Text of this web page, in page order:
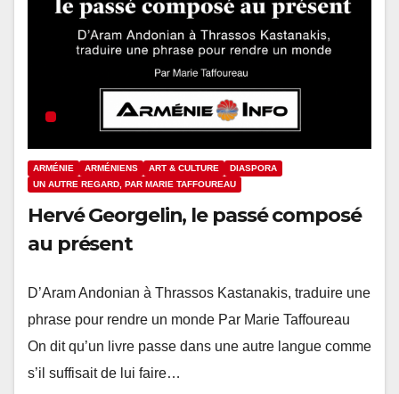
ARMÉNIE ARMÉNIENS ART & CULTURE
DIASPORA
UN AUTRE REGARD, PAR MARIE TAFFOUREAU
Hervé Georgelin, le passé composé
au présent
D’Aram Andonian à Thrassos Kastanakis, traduire une
phrase pour rendre un monde Par Marie Taffoureau
On dit qu’un livre passe dans une autre langue comme
s’il suffisait de lui faire…